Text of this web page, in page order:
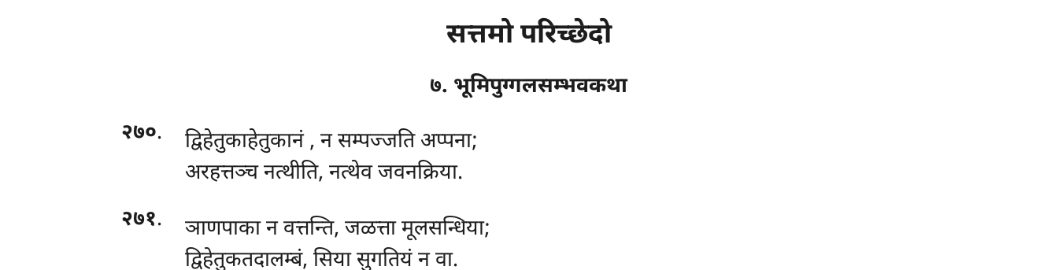
सत्तमो परिच्छेदो
७. भूमिपुग्गलसम्भवकथा
२७०. द्विहेतुकाहेतुकानं , न सम्पज्जति अप्पना;
अरहत्तञ्च नत्थीति, नत्थेव जवनक्रिया.
२७१.
ञाणपाका न वत्तन्ति, जळत्ता मूलसन्धिया;
द्विहेतुकतदालम्बं, सिया सुगतियं न वा.